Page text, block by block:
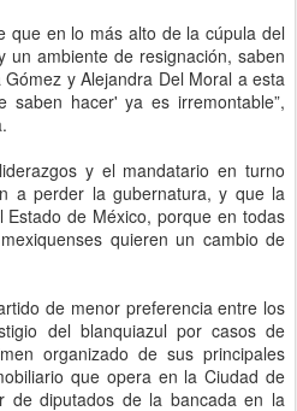
que en lo más alto de la cúpula del
un ambiente de resignación, saben
y Alejandra Del Moral a esta
hacer' ya es irremontable”,
y el mandatario en turno
a perder la gubernatura, y que la
de México, porque en todas
quieren un cambio de
de menor preferencia entre los
del blanquiazul por casos de
organizado de sus principales
que opera en la Ciudad de
de diputados de la bancada en la